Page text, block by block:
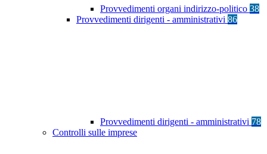
Provvedimenti organi indirizzo-politico 38
Provvedimenti dirigenti - amministrativi 86
Provvedimenti dirigenti - amministrativi 78
Controlli sulle imprese